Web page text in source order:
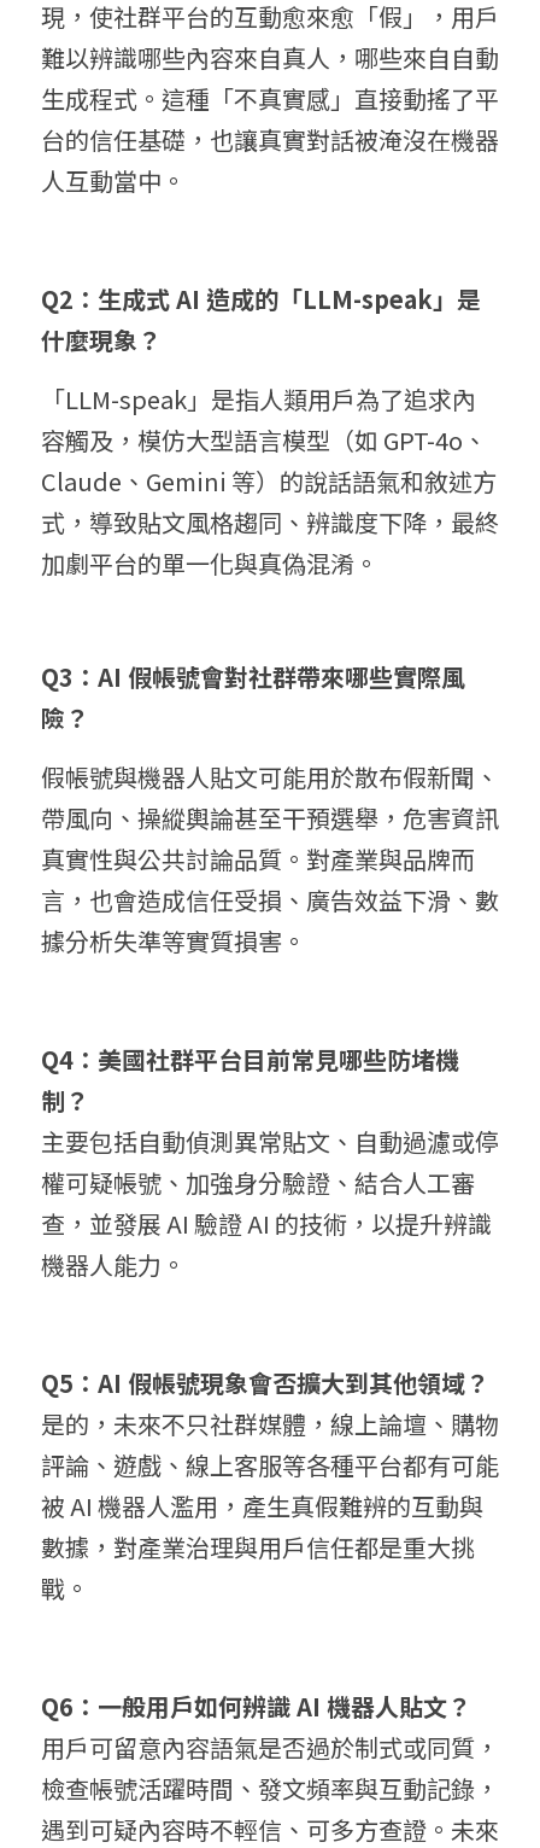
現，使社群平台的互動愈來愈「假」，用戶
難以辨識哪些內容來自真人，哪些來自自動
生成程式。這種「不真實感」直接動搖了平
台的信任基礎，也讓真實對話被淹沒在機器
人互動當中。
Q2：生成式 AI 造成的「LLM-speak」是
什麼現象？
「LLM-speak」是指人類用戶為了追求內
容觸及，模仿大型語言模型（如 GPT-4o、
Claude、Gemini 等）的說話語氣和敘述方
式，導致貼文風格趨同、辨識度下降，最終
加劇平台的單一化與真偽混淆。
Q3：AI 假帳號會對社群帶來哪些實際風
險？
假帳號與機器人貼文可能用於散布假新聞、
帶風向、操縱輿論甚至干預選舉，危害資訊
真實性與公共討論品質。對產業與品牌而
言，也會造成信任受損、廣告效益下滑、數
據分析失準等實質損害。
Q4：美國社群平台目前常見哪些防堵機
制？
主要包括自動偵測異常貼文、自動過濾或停
權可疑帳號、加強身分驗證、結合人工審
查，並發展 AI 驗證 AI 的技術，以提升辨識
機器人能力。
Q5：AI 假帳號現象會否擴大到其他領域？
是的，未來不只社群媒體，線上論壇、購物
評論、遊戲、線上客服等各種平台都有可能
被 AI 機器人濫用，產生真假難辨的互動與
數據，對產業治理與用戶信任都是重大挑
戰。
Q6：一般用戶如何辨識 AI 機器人貼文？
用戶可留意內容語氣是否過於制式或同質，
檢查帳號活躍時間、發文頻率與互動記錄，
遇到可疑內容時不輕信、可多方查證。未來